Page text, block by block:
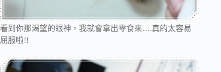
看到你那渴望的眼神，我就會拿出零食來….真的太容易
屈服啦!!